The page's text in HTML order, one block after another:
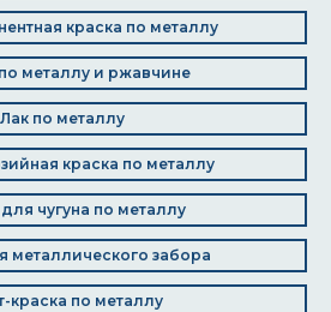
краска по металлу
металлу и ржавчине
Лак по металлу
краска по металлу
чугуна по металлу
металлического забора
краска по металлу